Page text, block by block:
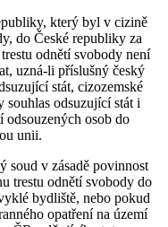
který byl v cizině
do České republiky za
odnětí svobody není
uzná-li příslušný český
stát, cizozemské
odsuzující stát i
odsouzených osob do
unii.
soud v zásadě povinnost
trestu odnětí svobody do
bydliště, nebo pokud
opatření na území